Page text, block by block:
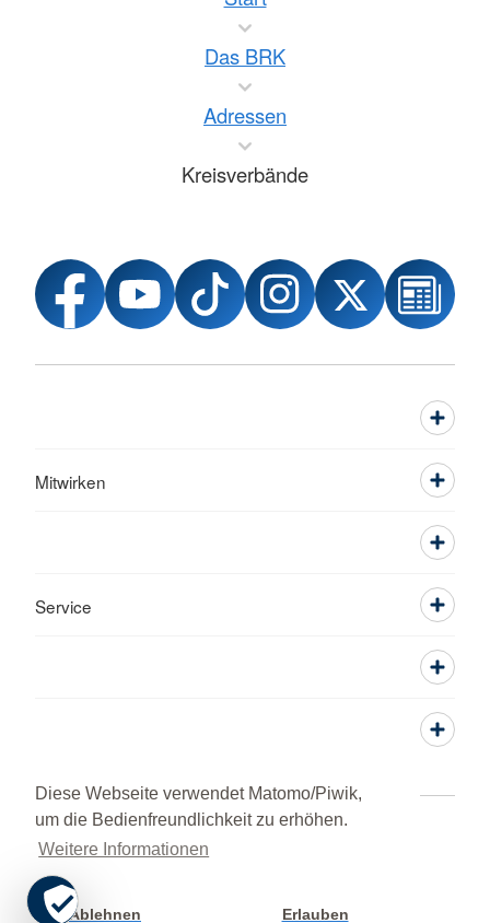
Diese Webseite verwendet Matomo/Piwik,
um die Bedienfreundlichkeit zu erhöhen.
Weitere Informationen
Ablehnen Erlauben
Das BRK
Adressen
Kreisverbände
Mitwirken
Service
Grundsatzerklärung nach LkSG
HINWEISGEBERPORTAL
© 2026 Kreisverband Kronach